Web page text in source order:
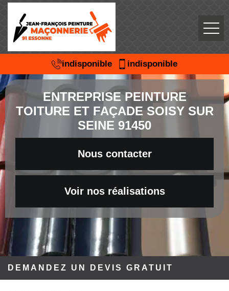
indisponible indisponible
ENTREPRISE PEINTURE
TOITURE ET FAÇADE SOISY SUR
SEINE 91450
Nous contacter
Voir nos réalisations
DEMANDEZ UN DEVIS GRATUIT